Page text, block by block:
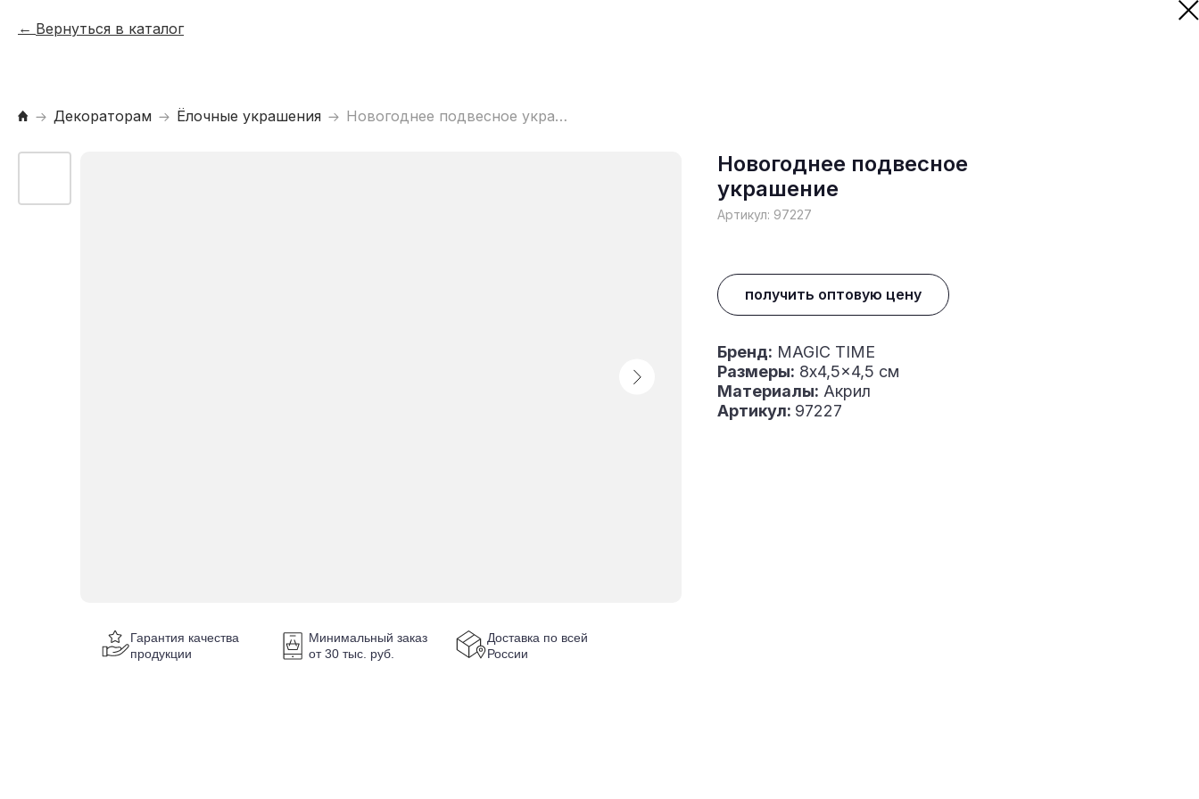
Вернуться в каталог
Декораторам Ёлочные украшения Новогоднее подвесное украшение
Новогоднее подвесное
украшение
Артикул: 97227
получить оптовую цену
Бренд: MAGIC TIME
Размеры: 8x4,5x4,5 см
Материалы: Акрил
Артикул: 97227
Гарантия качества
продукции
Минимальный заказ
от 30 тыс. руб.
Доставка по всей
России